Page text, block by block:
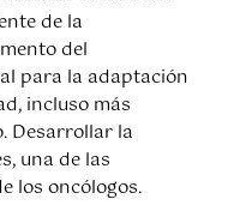
de la
del
para la adaptación
incluso más
Desarrollar la
una de las
los oncólogos.